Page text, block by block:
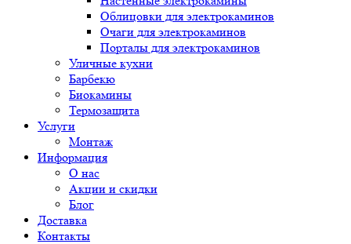
Облицовки для электрокаминов
Очаги для электрокаминов
Порталы для электрокаминов
Уличные кухни
Барбекю
Биокамины
Термозащита
Услуги
Монтаж
Информация
О нас
Акции и скидки
Блог
Доставка
Контакты